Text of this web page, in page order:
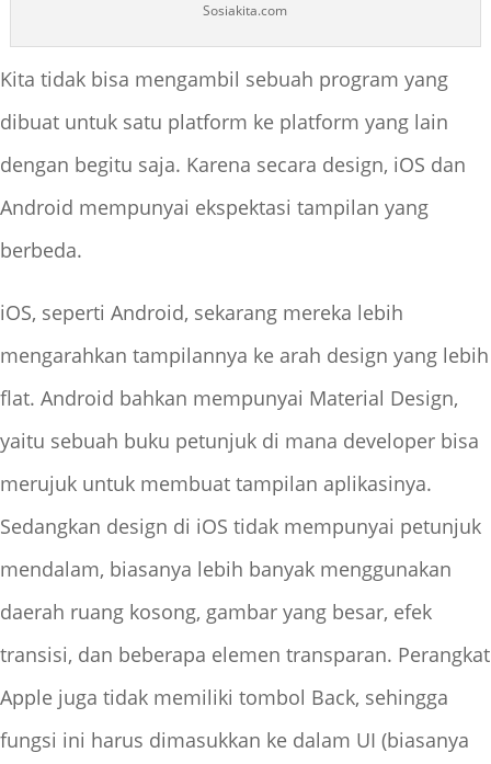
Sosiakita.com
Kita tidak bisa mengambil sebuah program yang
dibuat untuk satu platform ke platform yang lain
dengan begitu saja. Karena secara design, iOS dan
Android mempunyai ekspektasi tampilan yang
berbeda.
iOS, seperti Android, sekarang mereka lebih
mengarahkan tampilannya ke arah design yang lebih
flat. Android bahkan mempunyai Material Design,
yaitu sebuah buku petunjuk di mana developer bisa
merujuk untuk membuat tampilan aplikasinya.
Sedangkan design di iOS tidak mempunyai petunjuk
mendalam, biasanya lebih banyak menggunakan
daerah ruang kosong, gambar yang besar, efek
transisi, dan beberapa elemen transparan. Perangkat
Apple juga tidak memiliki tombol Back, sehingga
fungsi ini harus dimasukkan ke dalam UI (biasanya